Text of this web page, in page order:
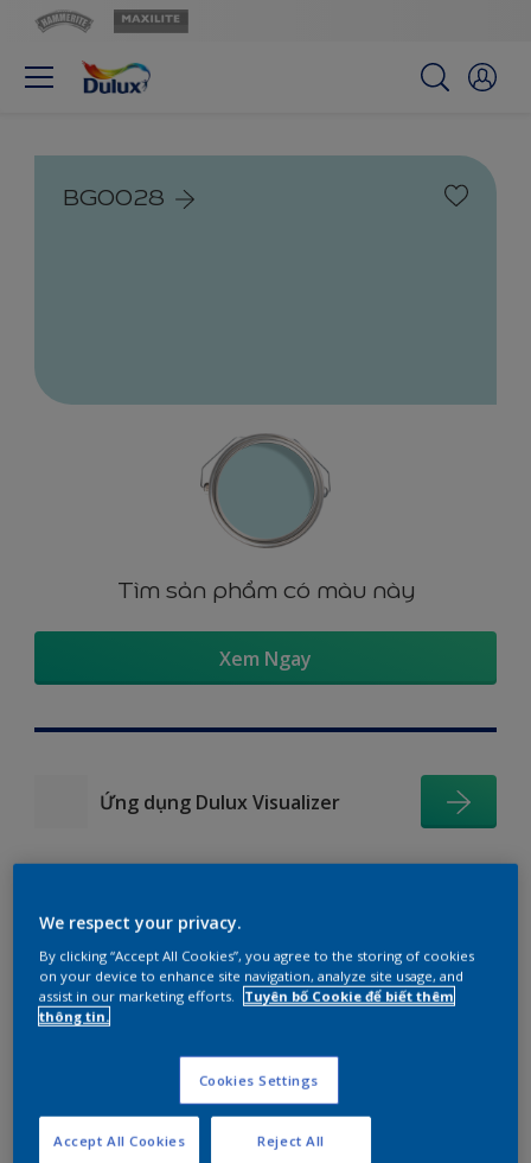
BG0028
Tìm sản phẩm có màu này
Xem Ngay
Ứng dụng Dulux Visualizer
Gợi ý phối màu
We respect your privacy.
By clicking “Accept All Cookies”, you agree to the storing of cookies
on your device to enhance site navigation, analyze site usage, and
assist in our marketing efforts.
Tuyên bố Cookie để biết thêm
thông tin.
Cookies Settings
Reject All
Accept All Cookies